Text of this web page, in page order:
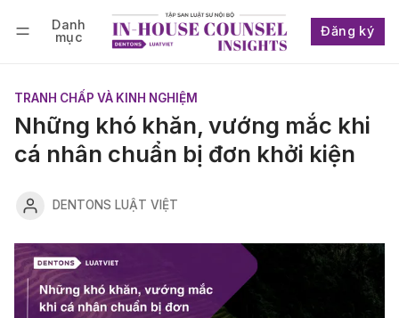
Danh
mục
Đăng ký
Đăng ký Follow
TRANH CHẤP VÀ KINH NGHIỆM
Những khó khăn, vướng mắc khi
cá nhân chuẩn bị đơn khởi kiện
DENTONS LUẬT VIỆT